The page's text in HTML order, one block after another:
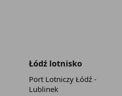
Łódź lotnisko
Port Lotniczy Łódź -
Lublinek